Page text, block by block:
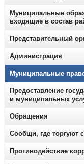
Муниципальные
входящие в состав
Представительный
Администрация
Муниципальные
Предоставление
и муниципальных
Обращения
Сообщи, где торгуют
Противодействие